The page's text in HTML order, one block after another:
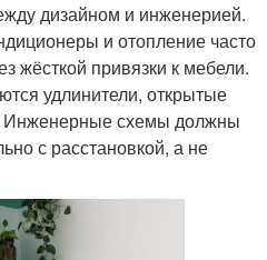
дизайном и инженерией.
и отопление часто
жёсткой привязки к мебели.
удлинители, открытые
Инженерные схемы должны
с расстановкой, а не